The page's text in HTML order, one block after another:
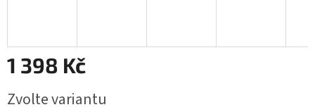
1 398 Kč
cena:
Zvolte variantu